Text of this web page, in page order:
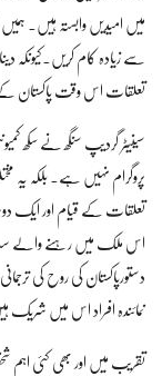
میں امیدیں وابستہ ہیں۔
سے زیادہ کام کریں۔کیونکہ
تعلقات اس وقت پاکستان
سینیٹر گردیپ سنگھ نے سکھ
پروگرام نہیں ہے۔ بلکہ یہ
تعلقات کے قیام اور ایک
اس ملک میں رہنے والے سب
دستورپاکستان کی روح کی
نمائندہ افراد اس میں شریک
تقریب میں اور بھی کئی